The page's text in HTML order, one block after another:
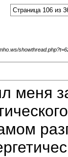
Страница 106 из
меня